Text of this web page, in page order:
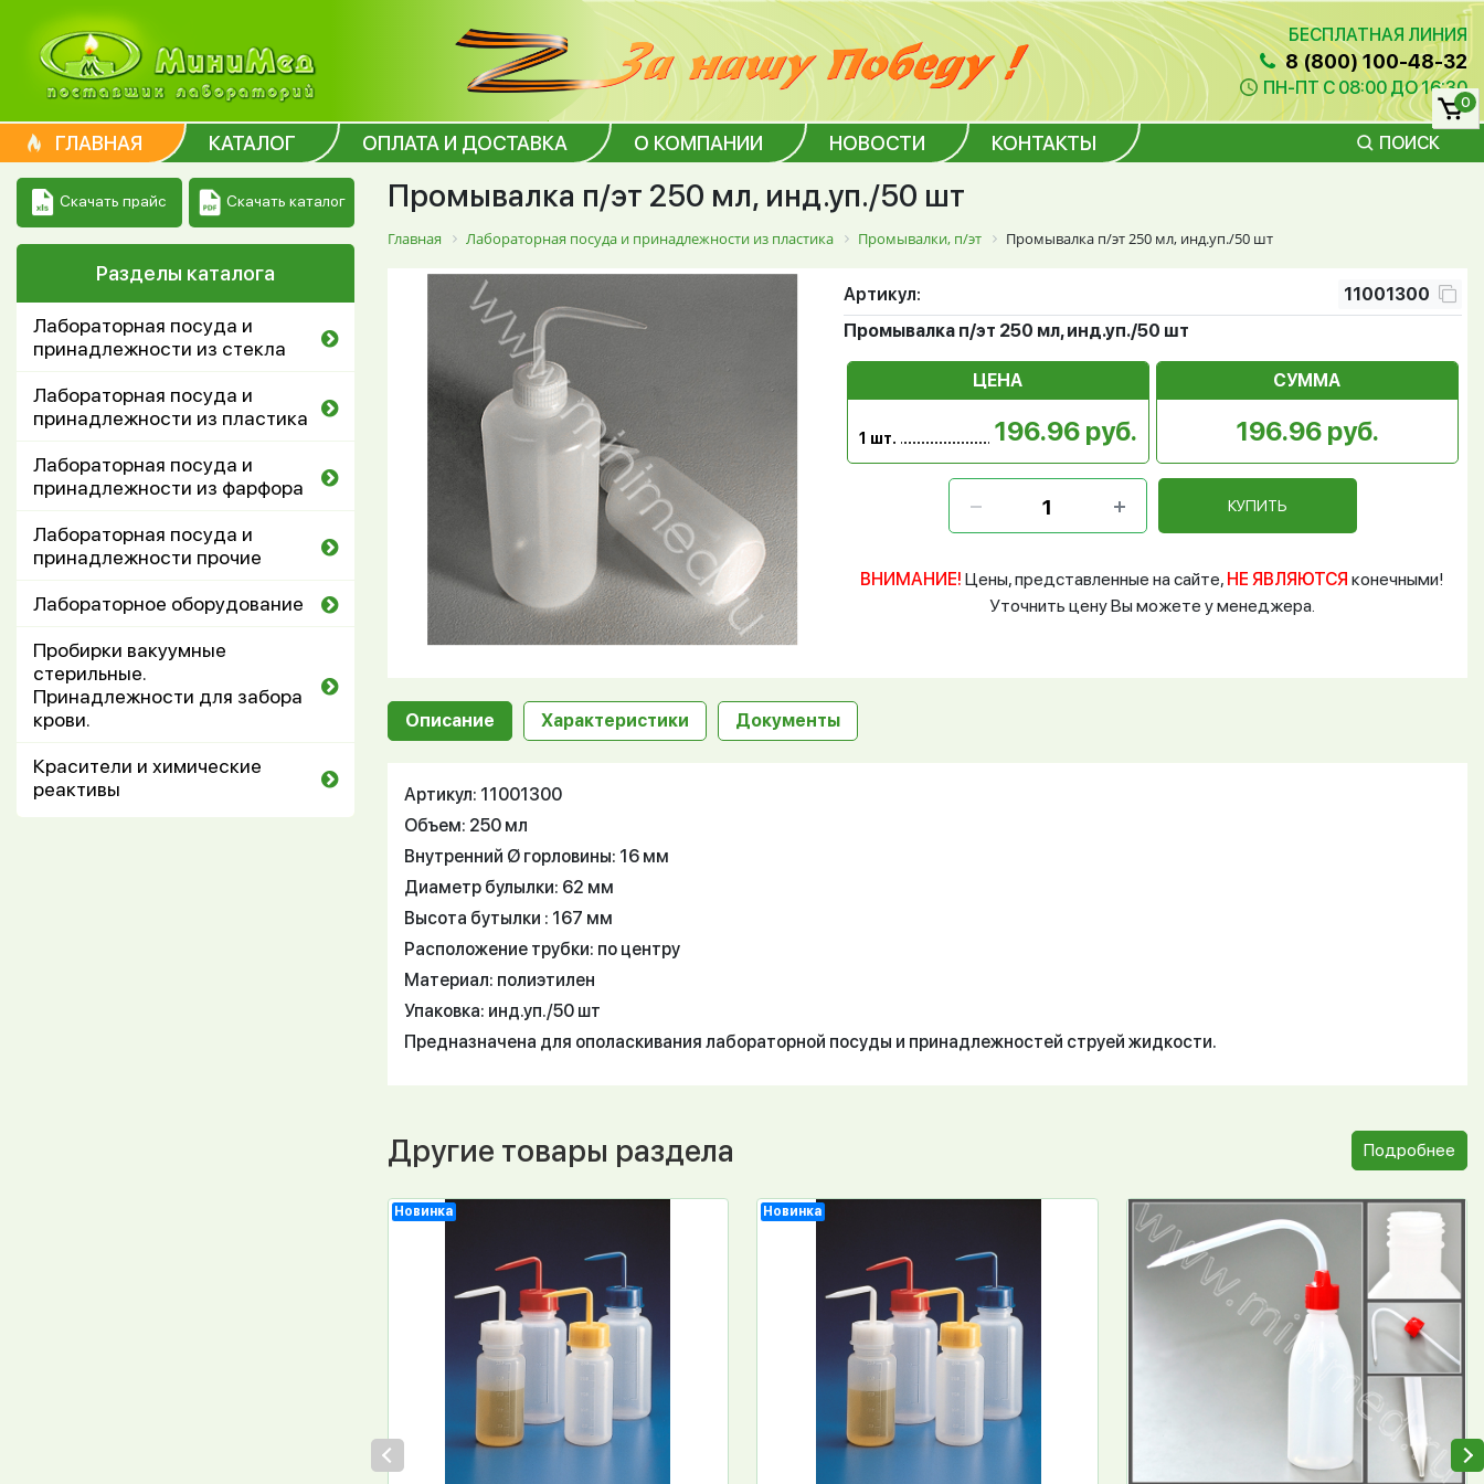
БЕСПЛАТНАЯ ЛИНИЯ
8 (800) 100-48-32
ПН-ПТ С 08:00 ДО 16:30
ГЛАВНАЯ КАТАЛОГ ОПЛАТА И ДОСТАВКА О КОМПАНИИ НОВОСТИ КОНТАКТЫ ПОИСК
0
Скачать прайс Скачать каталог
Разделы каталога
Лабораторная посуда и
принадлежности из стекла
Лабораторная посуда и
принадлежности из пластика
Лабораторная посуда и
принадлежности из фарфора
Лабораторная посуда и
принадлежности прочие
Лабораторное оборудование
Пробирки вакуумные
стерильные.
Принадлежности для забора
крови.
Красители и химические
реактивы
Промывалка п/эт 250 мл, инд.уп./50 шт
Главная Лабораторная посуда и принадлежности из пластика Промывалки, п/эт Промывалка п/эт 250 мл, инд.уп./50 шт
Артикул:
11001300
Промывалка п/эт 250 мл, инд.уп./50 шт
ЦЕНА
1 шт. 196.96 руб.
СУММА
196.96 руб.
КУПИТЬ
ВНИМАНИЕ! Цены, представленные на сайте, НЕ ЯВЛЯЮТСЯ конечными!
Уточнить цену Вы можете у менеджера.
Описание Характеристики Документы
Артикул: 11001300
Объем: 250 мл
Внутренний Ø горловины: 16 мм
Диаметр булылки: 62 мм
Высота бутылки : 167 мм
Расположение трубки: по центру
Материал: полиэтилен
Упаковка: инд.уп./50 шт
Предназначена для ополаскивания лабораторной посуды и принадлежностей струей жидкости.
Другие товары раздела Подробнее
Новинка Новинка